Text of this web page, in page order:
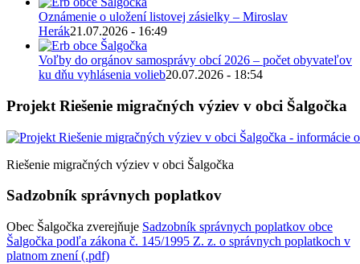
Oznámenie o uložení listovej zásielky – Miroslav
Herák21.07.2026 - 16:49
Voľby do orgánov samosprávy obcí 2026 – počet obyvateľov
ku dňu vyhlásenia volieb20.07.2026 - 18:54
Projekt Riešenie migračných výziev v obci Šalgočka
Riešenie migračných výziev v obci Šalgočka
Sadzobník správnych poplatkov
Obec Šalgočka zverejňuje Sadzobník správnych poplatkov obce
Šalgočka podľa zákona č. 145/1995 Z. z. o správnych poplatkoch v
platnom znení (.pdf)